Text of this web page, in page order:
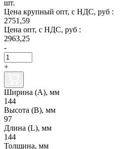
шт.
Цена крупный опт, с НДС, руб :
2751,59
Цена опт, с НДС, руб :
2963,25
-
+
Ширина (А), мм
144
Высота (В), мм
97
Длина (L), мм
144
Толщина, мм